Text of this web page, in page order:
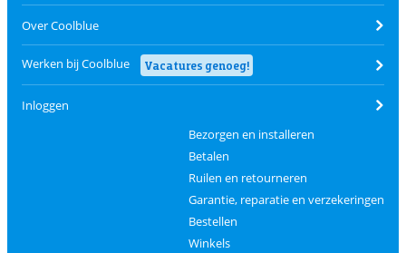
Over Coolblue
Werken bij Coolblue Vacatures genoeg!
Inloggen
Bezorgen en installeren
Betalen
Ruilen en retourneren
Garantie, reparatie en verzekeringen
Bestellen
Winkels